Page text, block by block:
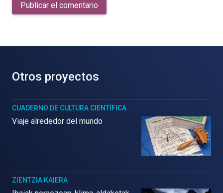
Publicar el comentario
Otros proyectos
CUADERNO DE CULTURA CIENTÍFICA
Viaje alrededor del mundo
ZIENTZIA KAIERA